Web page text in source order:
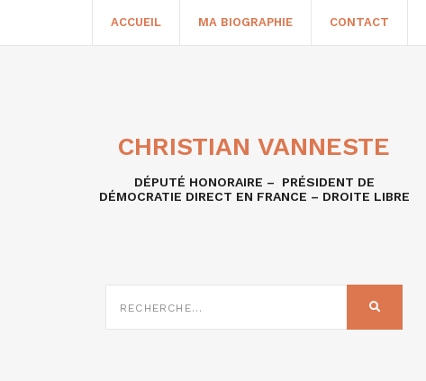
ACCUEIL MA BIOGRAPHIE CONTACT
CHRISTIAN VANNESTE
DÉPUTÉ HONORAIRE – PRÉSIDENT DE
DÉMOCRATIE DIRECT EN FRANCE – DROITE LIBRE
SUR